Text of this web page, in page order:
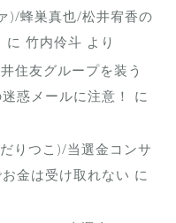
)/蜂巣真也/松井宥香の
に 竹内伶斗 より
住友グループを装う
惑メールに注意！
に
りつこ)/当選金コンサ
金は受け取れない に